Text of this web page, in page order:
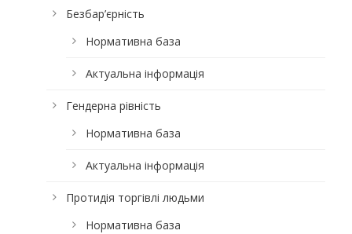
Безбар’єрність
Нормативна база
Актуальна інформація
Гендерна рівність
Нормативна база
Актуальна інформація
Протидія торгівлі людьми
Нормативна база